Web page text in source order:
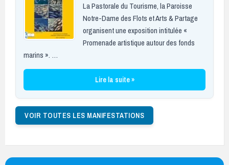
La Pastorale du Tourisme, la Paroisse
Notre-Dame des Flots et Arts & Partage
organisent une exposition intitulée «
Promenade artistique autour des fonds
marins ». …
Lire la suite »
VOIR TOUTES LES MANIFESTATIONS